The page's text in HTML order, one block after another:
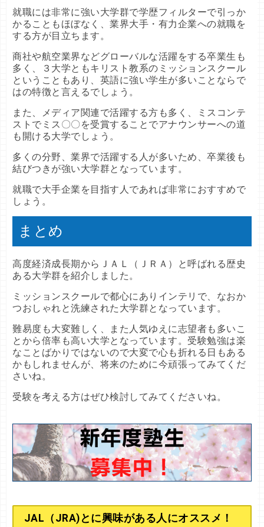
就職には非常に強い大学群で学歴フィルターで引っか
かることもほぼなく、業界大手・有力企業への就職を
する方が目立ちます。
商社や航空業界などグローバルな活躍をする卒業生も
多く、３大学ともキリスト教系のミッションスクール
ということもあり、英語に強い学生が多いことならで
はの特徴と言えるでしょう。
また、メディア関連で活躍する方も多く、ミスコンテ
ストでミス〇〇を受賞することでアナウンサーへの道
も開ける大学でしょう。
多くの分野、業界で活躍する人が多いため、卒業後も
結びつきが強い大学群となっています。
就職で大手企業を目指す人であれば非常におすすめで
しょう。
まとめ
高度経済成長期からＪＡＬ（ＪＲＡ）と呼ばれる歴史
ある大学群を紹介しました。
ミッションスクールで都心にありインテリで、なおか
つおしゃれと洗練された大学群となっています。
難易度も大変難しく、また人気ゆえに志望者も多いこ
とから倍率も高い大学となっています。受験勉強は楽
なことばかりではないので大変で心も折れる日もある
かもしれませんが、将来のために今頑張ってみてくだ
さいね。
受験を考える方はぜひ検討してみてくださいね。
JAL（JRA)とに興味がある人にオススメ！